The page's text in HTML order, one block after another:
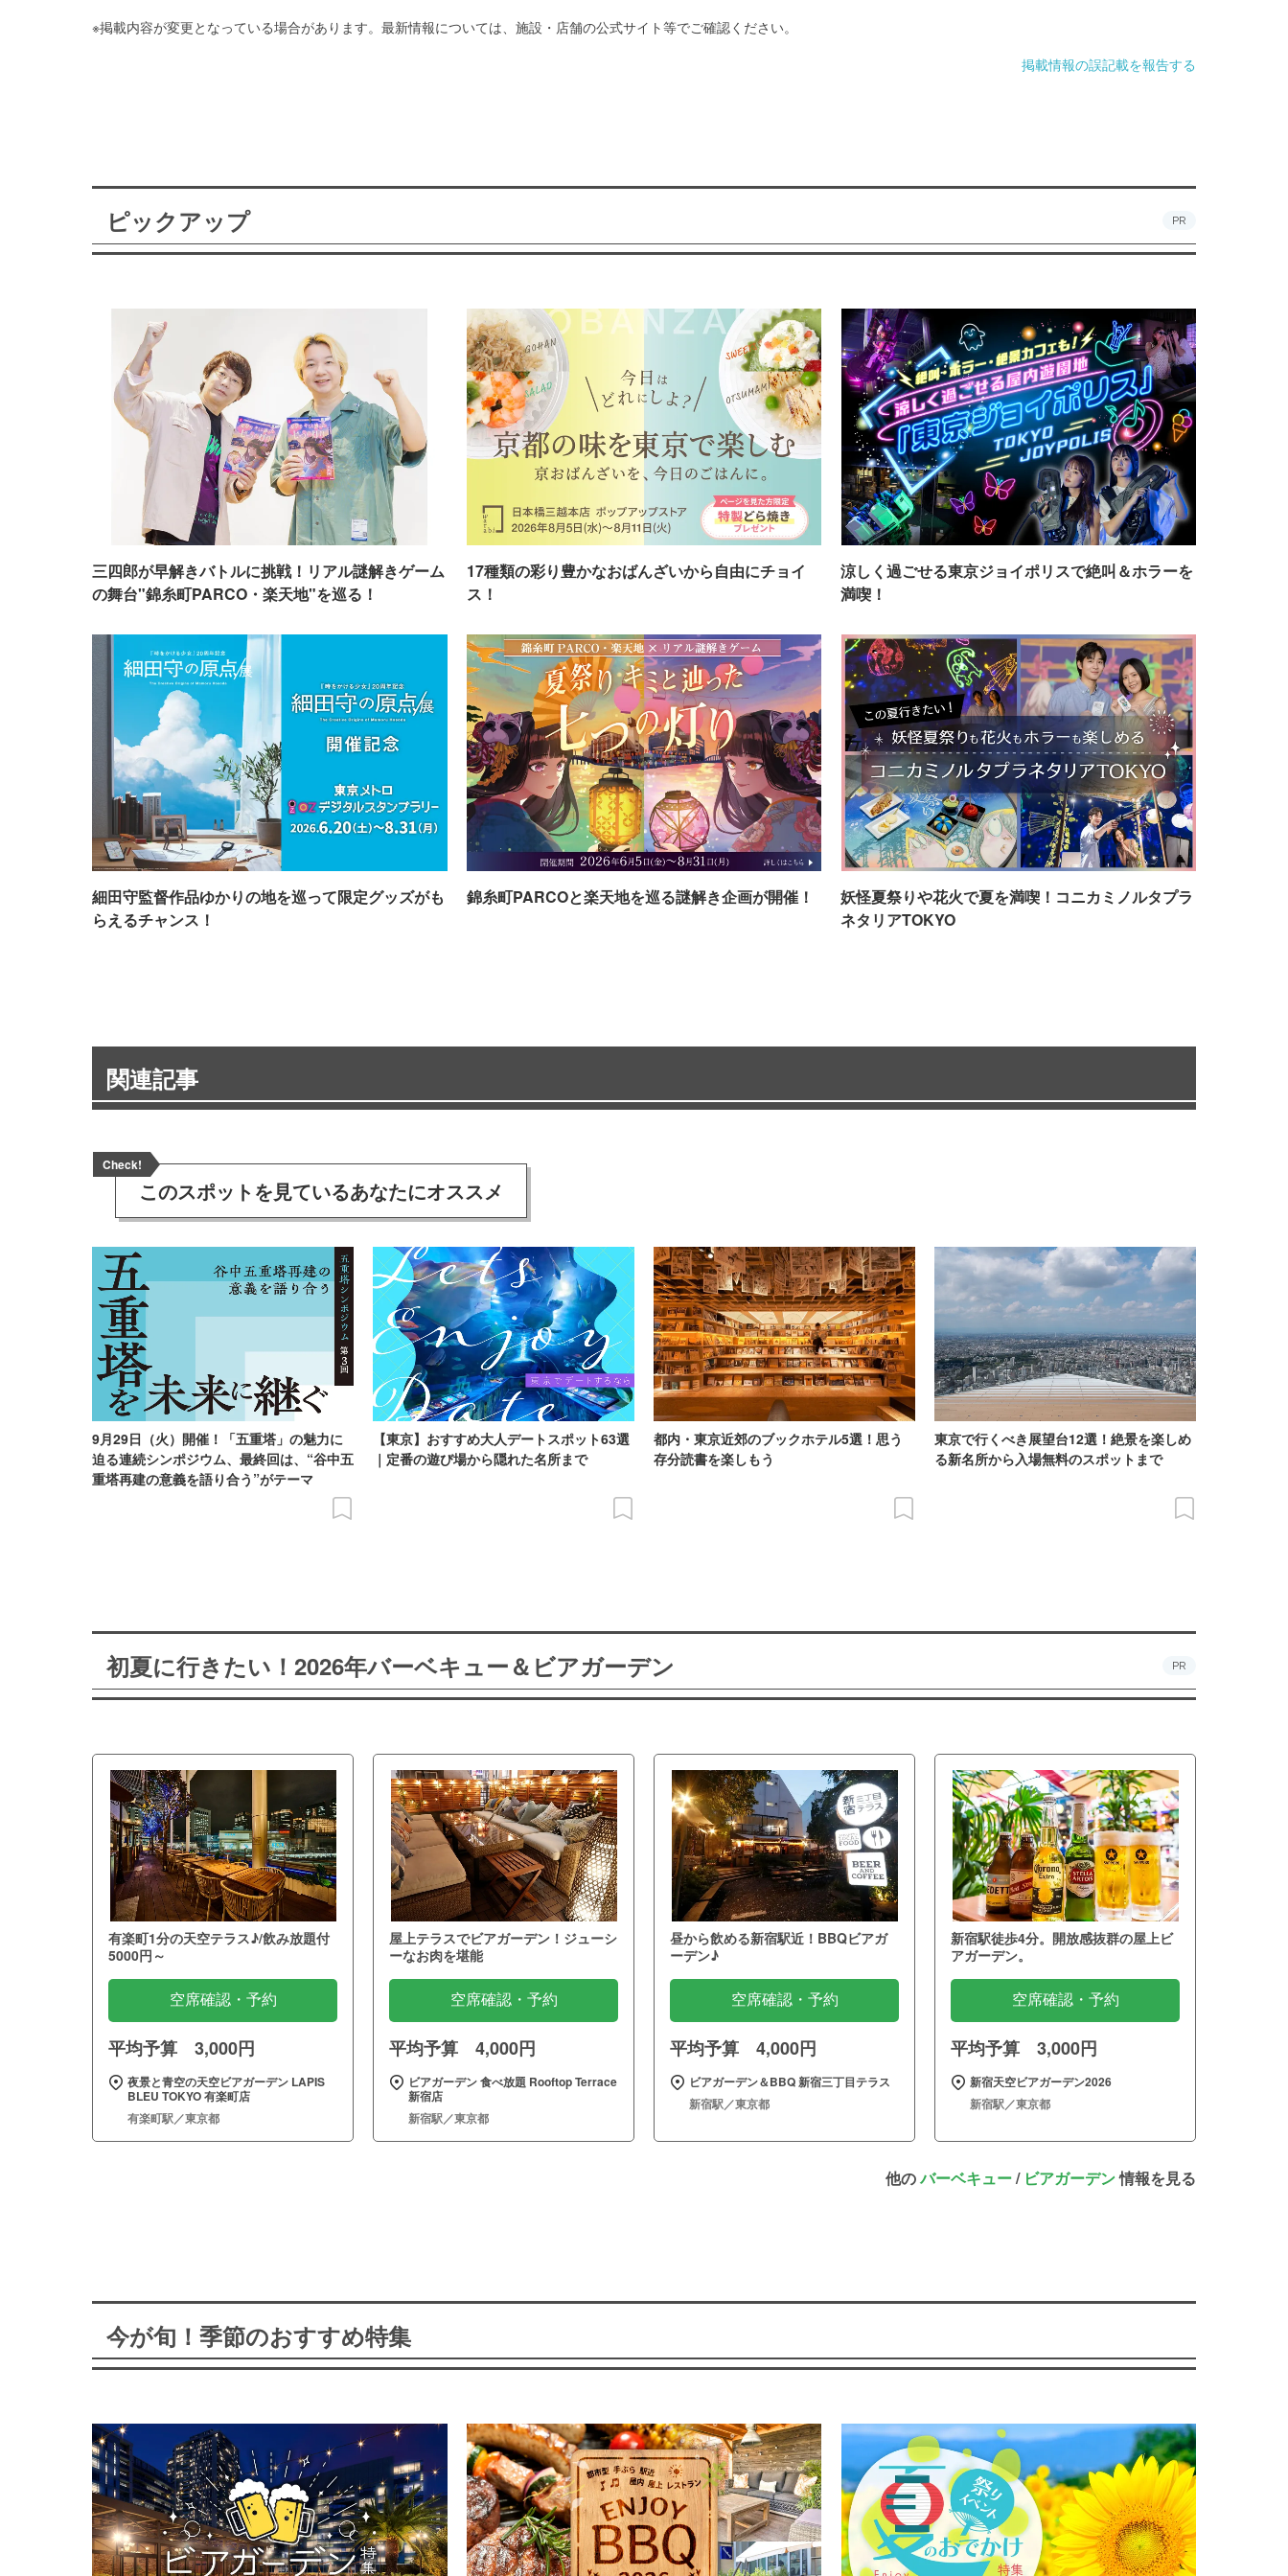
※掲載内容が変更となっている場合があります。最新情報については、施設・店舗の公式サイト等でご確認ください。
掲載情報の誤記載を報告する
ピックアップ PR
三四郎が早解きバトルに挑戦！リアル謎解きゲーム
の舞台"錦糸町PARCO・楽天地"を巡る！
17種類の彩り豊かなおばんざいから自由にチョイ
ス！
涼しく過ごせる東京ジョイポリスで絶叫＆ホラーを
満喫！
細田守監督作品ゆかりの地を巡って限定グッズがも
らえるチャンス！
錦糸町PARCOと楽天地を巡る謎解き企画が開催！
妖怪夏祭りや花火で夏を満喫！コニカミノルタプラ
ネタリアTOKYO
関連記事
Check!
このスポットを見ているあなたにオススメ
9月29日（火）開催！「五重塔」の魅力に
迫る連続シンポジウム、最終回は、“谷中五
重塔再建の意義を語り合う”がテーマ
【東京】おすすめ大人デートスポット63選
｜定番の遊び場から隠れた名所まで
都内・東京近郊のブックホテル5選！思う
存分読書を楽しもう
東京で行くべき展望台12選！絶景を楽しめ
る新名所から入場無料のスポットまで
初夏に行きたい！2026年バーベキュー＆ビアガーデン PR
有楽町1分の天空テラス♪/飲み放題付
5000円～
空席確認・予約
平均予算 3,000円
夜景と青空の天空ビアガーデン LAPIS
BLEU TOKYO 有楽町店
有楽町駅／東京都
屋上テラスでビアガーデン！ジューシ
ーなお肉を堪能
空席確認・予約
平均予算 4,000円
ビアガーデン 食べ放題 Rooftop Terrace
新宿店
新宿駅／東京都
昼から飲める新宿駅近！BBQビアガ
ーデン♪
空席確認・予約
平均予算 4,000円
ビアガーデン＆BBQ 新宿三丁目テラス
新宿駅／東京都
新宿駅徒歩4分。開放感抜群の屋上ビ
アガーデン。
空席確認・予約
平均予算 3,000円
新宿天空ビアガーデン2026
新宿駅／東京都
他のバーベキュー/ ビアガーデン情報を見る
今が旬！季節のおすすめ特集